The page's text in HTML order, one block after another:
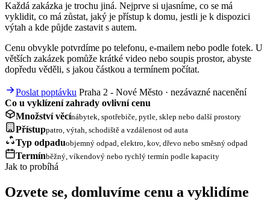
Každá zakázka je trochu jiná. Nejprve si ujasníme, co se má
vyklidit, co má zůstat, jaký je přístup k domu, jestli je k dispozici
výtah a kde půjde zastavit s autem.
Cenu obvykle potvrdíme po telefonu, e-mailem nebo podle fotek. U
větších zakázek pomůže krátké video nebo soupis prostor, abyste
dopředu věděli, s jakou částkou a termínem počítat.
Poslat poptávku Praha 2 - Nové Město · nezávazné nacenění
Co u vyklízení zahrady ovlivní cenu
Množství věcínábytek, spotřebiče, pytle, sklep nebo další prostory
Přístuppatro, výtah, schodiště a vzdálenost od auta
Typ odpaduobjemný odpad, elektro, kov, dřevo nebo směsný odpad
Termínběžný, víkendový nebo rychlý termín podle kapacity
Jak to probíhá
Ozvete se, domluvíme cenu a vyklidíme